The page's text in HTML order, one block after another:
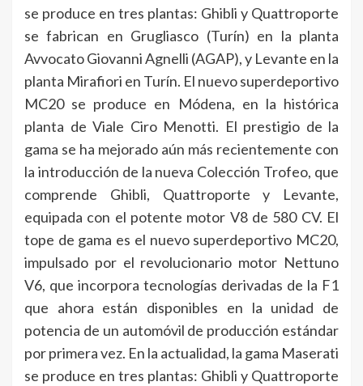
se produce en tres plantas: Ghibli y Quattroporte
se fabrican en Grugliasco (Turín) en la planta
Avvocato Giovanni Agnelli (AGAP), y Levante en la
planta Mirafiori en Turín. El nuevo superdeportivo
MC20 se produce en Módena, en la histórica
planta de Viale Ciro Menotti. El prestigio de la
gama se ha mejorado aún más recientemente con
la introducción de la nueva Colección Trofeo, que
comprende Ghibli, Quattroporte y Levante,
equipada con el potente motor V8 de 580 CV. El
tope de gama es el nuevo superdeportivo MC20,
impulsado por el revolucionario motor Nettuno
V6, que incorpora tecnologías derivadas de la F1
que ahora están disponibles en la unidad de
potencia de un automóvil de producción estándar
por primera vez. En la actualidad, la gama Maserati
se produce en tres plantas: Ghibli y Quattroporte